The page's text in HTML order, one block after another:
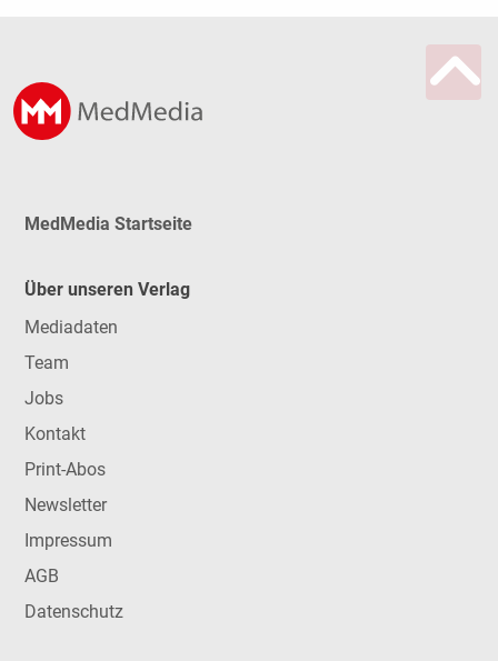
MedMedia Startseite
Über unseren Verlag
Mediadaten
Team
Jobs
Kontakt
Print-Abos
Newsletter
Impressum
AGB
Datenschutz